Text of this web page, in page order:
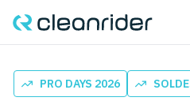
PRO DAYS 2026